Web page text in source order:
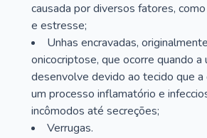
causada por diversos fatores,
e estresse;
Unhas encravadas,
onicocriptose, que ocorre quando a
desenvolve devido ao tecido que a
um processo inflamatório e
incômodos até secreções;
Verrugas.